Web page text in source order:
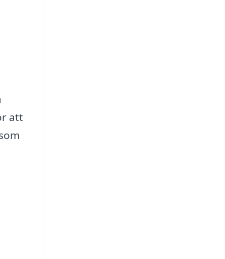
att